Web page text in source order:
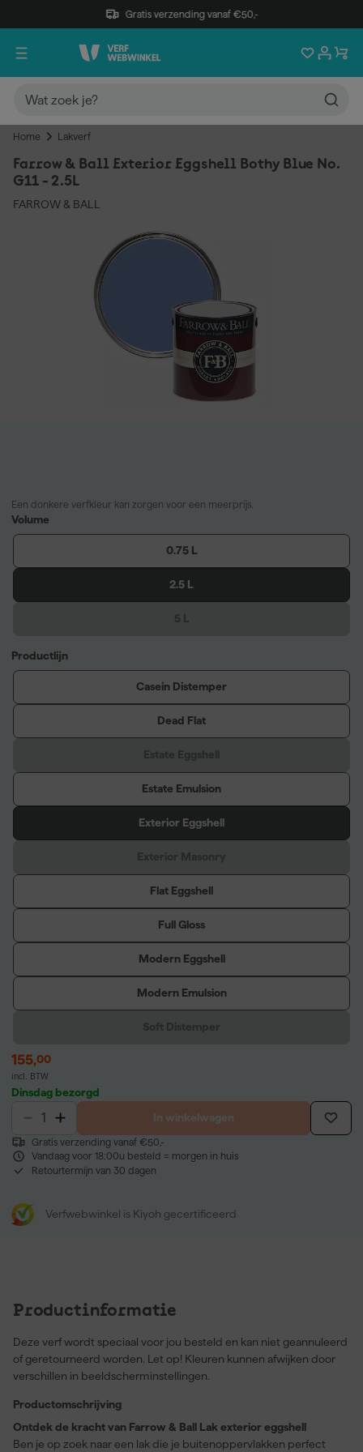
Gratis verzending vanaf €50,-
Home Lakverf
Farrow & Ball Exterior Eggshell Bothy Blue No.
G11 - 2.5L
FARROW & BALL
Een donkere verfkleur kan zorgen voor een meerprijs.
Volume
0.75 L
2.5 L
Productlijn
Casein Distemper
Dead Flat
Estate Emulsion
Exterior Eggshell
Flat Eggshell
Full Gloss
Modern Eggshell
Modern Emulsion
155,00
incl. BTW
Dinsdag bezorgd
In winkelwagen
Gratis verzending vanaf €50,-
Vandaag voor 18:00u besteld = morgen in huis
Retourtermijn van 30 dagen
Verfwebwinkel is Kiyoh gecertificeerd
Productinformatie
Deze verf wordt speciaal voor jou besteld en kan niet geannuleerd
of geretourneerd worden. Let op! Kleuren kunnen afwijken door
verschillen in beeldscherminstellingen.
Productomschrijving
Ontdek de kracht van Farrow & Ball Lak exterior eggshell
Ben je op zoek naar een lak die je buitenoppervlakken perfect